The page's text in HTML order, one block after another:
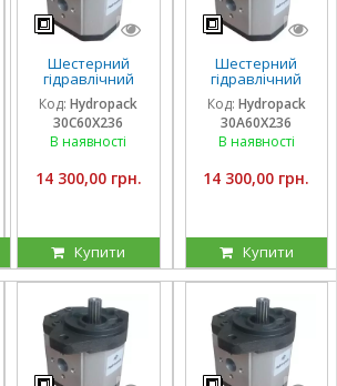
Шестерний
гідравлічний
насос Hydropack
30C60X236 (60
см3) правого
обертання
Код: Hydropack
30C60X236
В наявності
14 300,00 грн.
Купити
Шестерний
гідравлічний
насос Hydropack
30A60X236 (60
см3) лівого
обертання
Код: Hydropack
30A60X236
В наявності
14 300,00 грн.
Купити